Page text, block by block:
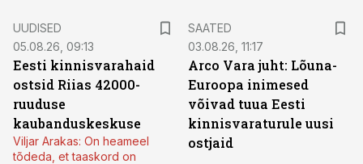
UUDISED
05.08.26, 09:13
Eesti kinnisvarahaid
ostsid Riias 42000-
ruuduse
kaubanduskeskuse
Viljar Arakas: On heameel
tõdeda, et taaskord on
SAATED
03.08.26, 11:17
Arco Vara juht: Lõuna-
Euroopa inimesed
võivad tuua Eesti
kinnisvaraturule uusi
ostjaid